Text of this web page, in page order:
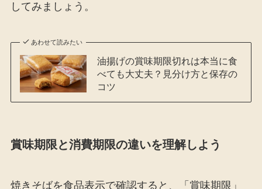
してみましょう。
あわせて読みたい
油揚げの賞味期限切れは本当に食
べても大丈夫？見分け方と保存の
コツ
賞味期限と消費期限の違いを理解しよう
焼きそばを食品表示で確認すると、「賞味期限」